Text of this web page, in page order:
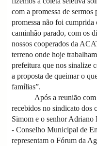
com a promessa de
promessa não foi cumprida
caminhão parado, com os
nossos cooperados da
terreno onde hoje
prefeitura que nos sinalize
a proposta de queimar o
famílias”.
Após a reunião
recebidos no sindicato dos
Simom e o senhor
- Conselho Municipal de
representam o Fórum da